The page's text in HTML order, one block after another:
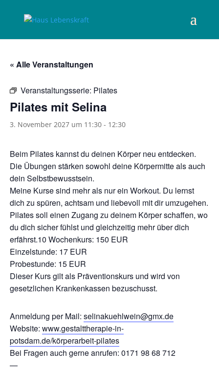
« Alle Veranstaltungen
Veranstaltungsserie: Pilates
Pilates mit Selina
3. November 2027 um 11:30 - 12:30
Beim Pilates kannst du deinen Körper neu entdecken.
Die Übungen stärken sowohl deine Körpermitte als auch
dein Selbstbewusstsein.
Meine Kurse sind mehr als nur ein Workout. Du lernst
dich zu spüren, achtsam und liebevoll mit dir umzugehen.
Pilates soll einen Zugang zu deinem Körper schaffen, wo
du dich sicher fühlst und gleichzeitig mehr über dich
erfährst.10 Wochenkurs: 150 EUR
Einzelstunde: 17 EUR
Probestunde: 15 EUR
Dieser Kurs gilt als Präventionskurs und wird von
gesetzlichen Krankenkassen bezuschusst.
Anmeldung per Mail: selinakuehlwein@gmx.de
Website: www.gestalttherapie-in-
potsdam.de/körperarbeit-pilates
Bei Fragen auch gerne anrufen: 0171 98 68 712
—